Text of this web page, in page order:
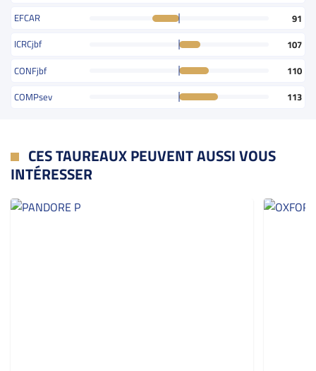
EFCAR
91
ICRCjbf
107
CONFjbf
110
COMPsev
113
CES TAUREAUX PEUVENT AUSSI VOUS
INTÉRESSER